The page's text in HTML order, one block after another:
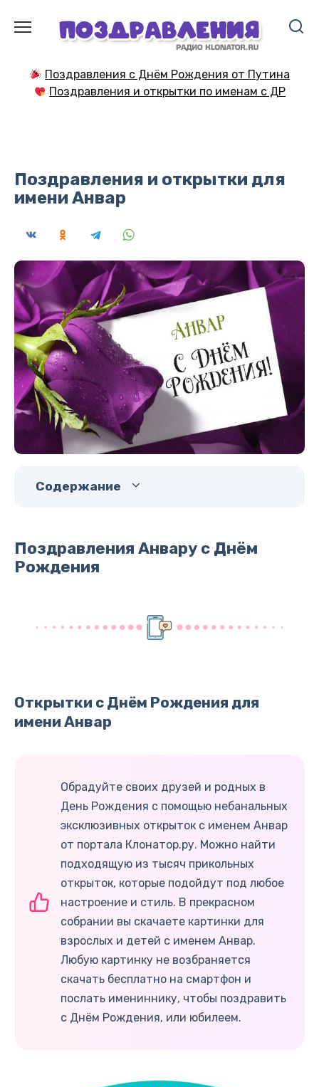
содержанию
Поздравления с Днём Рождения от Путина
Поздравления и открытки по именам с ДР
Поздравления и открытки для
имени Анвар
Содержание
Поздравления Анвару с Днём
Рождения
Открытки с Днём Рождения для
имени Анвар
Обрадуйте своих друзей и родных в
День Рождения с помощью небанальных
эксклюзивных открыток с именем Анвар
от портала Клонатор.ру. Можно найти
подходящую из тысяч прикольных
открыток, которые подойдут под любое
настроение и стиль. В прекрасном
собрании вы скачаете картинки для
взрослых и детей с именем Анвар.
Любую картинку не возбраняется
скачать бесплатно на смартфон и
послать имениннику, чтобы поздравить
с Днём Рождения, или юбилеем.